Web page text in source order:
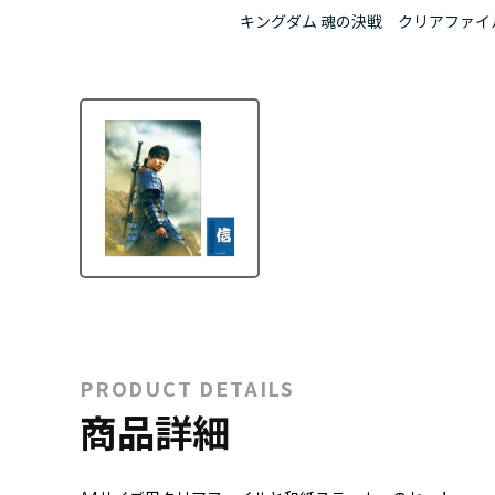
キングダム 魂の決戦 クリアファイ
PRODUCT DETAILS
商品詳細